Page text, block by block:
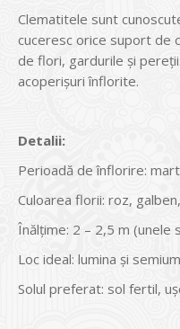
Clematitele sunt
cuceresc orice suport de
de flori, gardurile şi
acoperişuri înflorite.
Detalii:
Perioadă de înflorire:
Culoarea florii: roz,
Înălțime: 2 – 2,5 m (unele
Loc ideal: lumina şi
Solul preferat: sol fertil,